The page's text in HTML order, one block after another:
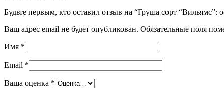
Будьте первым, кто оставил отзыв на “Груша сорт
Ваш адрес email не будет опубликован. Обязательные поля
Имя *
Email *
Ваша оценка *